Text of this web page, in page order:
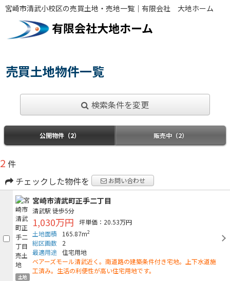
宮崎市清武小校区の売買土地・売地一覧｜有限会社 大地ホーム
有限会社大地ホーム
売買土地物件一覧
検索条件を変更
公開物件（2） 販売中（2）
2 件
チェックした物件を
お問い合わせ
土地
宮崎市清武町正手二丁目
清武駅 徒歩5分
1,030万円
坪単価：20.53万円
土地面積
165.87m2
総区画数
2
最適用途 住宅用地
ベアーズモール清武近く。南道路の建築条件付き宅地。上下水道施
工済み。生活の利便性が高い住宅用地です。